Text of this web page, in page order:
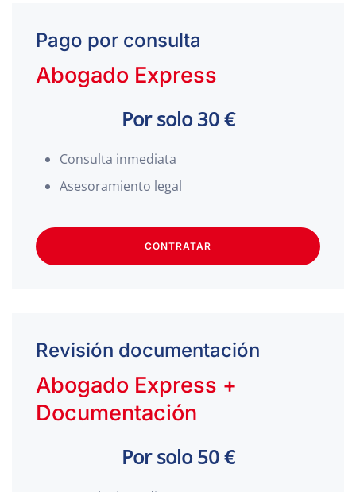
Pago por consulta
Abogado Express
Por solo 30 €
Consulta inmediata
Asesoramiento legal
CONTRATAR
Revisión documentación
Abogado Express +
Documentación
Por solo 50 €